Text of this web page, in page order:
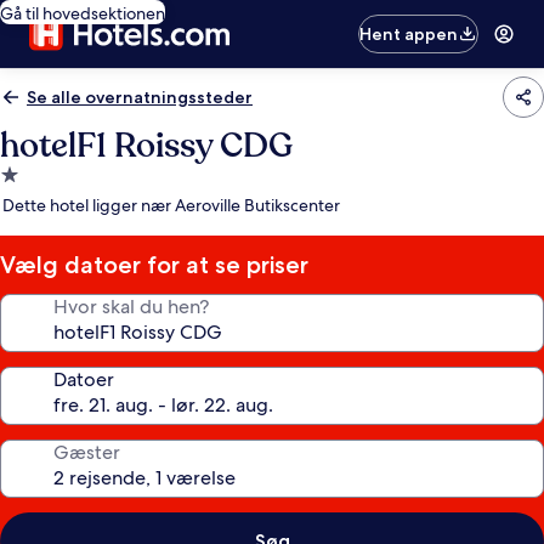
Gå til hovedsektionen
Hent appen
Se alle overnatningssteder
hotelF1 Roissy CDG
1.0-
stjernet
Dette hotel ligger nær Aeroville Butikscenter
Vælg datoer for at se priser
Hvor skal du hen?
Datoer
Gæster